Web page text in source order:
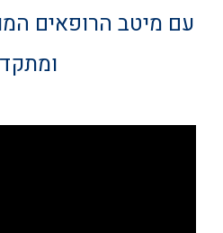
עם מיטב הרופאים